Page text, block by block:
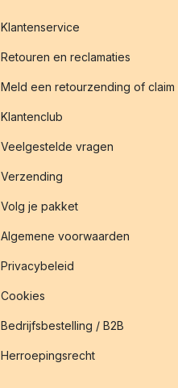
Klantenservice
Retouren en reclamaties
Meld een retourzending of claim
Klantenclub
Veelgestelde vragen
Verzending
Volg je pakket
Algemene voorwaarden
Privacybeleid
Cookies
Bedrijfsbestelling / B2B
Herroepingsrecht